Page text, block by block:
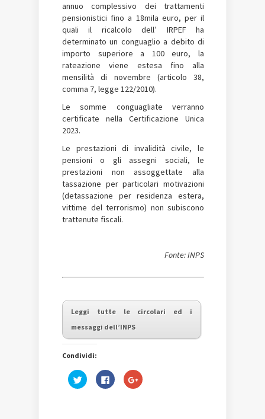
annuo complessivo dei trattamenti
pensionistici fino a 18mila euro, per il
quali il ricalcolo dell’ IRPEFha
determinato un conguaglio a debito di
importo superiore a 100 euro, la
rateazione viene estesa fino alla
mensilità di novembre (articolo 38,
comma 7, legge 122/2010).
Le somme conguagliate verranno
certificate nella Certificazione Unica
2023.
Le prestazioni di invalidità civile, le
pensioni o gli assegni sociali, le
prestazioni non assoggettate alla
tassazione per particolari motivazioni
(detassazione per residenza estera,
vittime del terrorismo) non subiscono
trattenute fiscali.
Fonte: INPS
Leggi tutte le circolari ed i
messaggi dell’INPS
Condividi:
Fai
clic
Fai
clic
Fai
clic